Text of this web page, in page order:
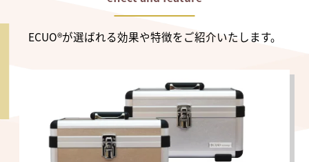
ECUO®が選ばれる効果や特徴をご紹介いたします。